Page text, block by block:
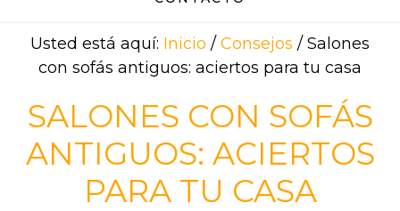
Usted está aquí: Inicio / Consejos / Salones
con sofás antiguos: aciertos para tu casa
SALONES CON SOFÁS
ANTIGUOS: ACIERTOS
PARA TU CASA